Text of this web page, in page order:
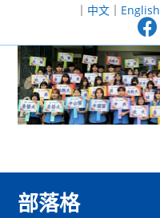
至
｜ 中文｜ English
部落格